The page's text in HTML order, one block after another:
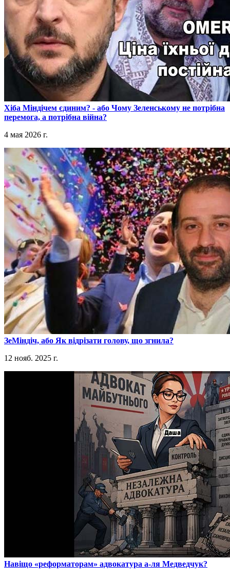
​Хіба Міндічем єдиним? - або Чому Зеленському не потрібна
перемога, а потрібна війна?
4 мая 2026 г.
​ЗеМіндіч, або Як відрізати голову, що згнила?
12 нояб. 2025 г.
​Навіщо «реформаторам» адвокатура а-ля Медведчук?